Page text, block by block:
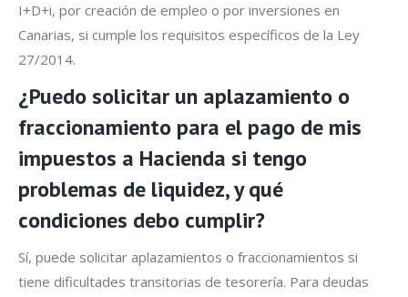
I+D+i, por creación de empleo o por inversiones en
Canarias, si cumple los requisitos específicos de la Ley
27/2014.
¿Puedo solicitar un aplazamiento o
fraccionamiento para el pago de mis
impuestos a Hacienda si tengo
problemas de liquidez, y qué
condiciones debo cumplir?
Sí, puede solicitar aplazamientos o fraccionamientos si
tiene dificultades transitorias de tesorería. Para deudas